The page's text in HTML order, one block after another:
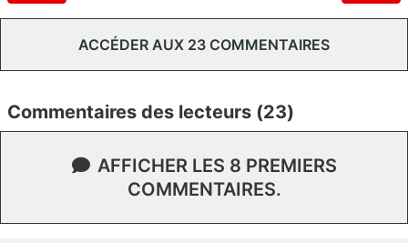
ACCÉDER AUX 23 COMMENTAIRES
Commentaires des lecteurs (23)
AFFICHER LES 8 PREMIERS
COMMENTAIRES.